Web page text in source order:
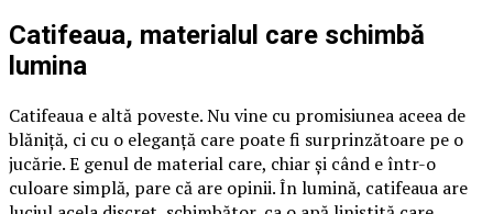
Catifeaua, materialul care schimbă
lumina
Catifeaua e altă poveste. Nu vine cu promisiunea aceea de
blăniță, ci cu o eleganță care poate fi surprinzătoare pe o
jucărie. E genul de material care, chiar și când e într-o
culoare simplă, pare că are opinii. În lumină, catifeaua are